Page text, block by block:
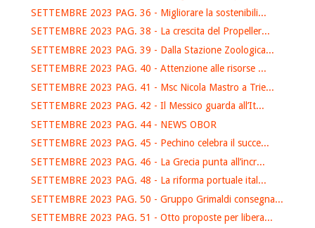
SETTEMBRE 2023 PAG. 36 - Migliorare la sostenibili...
SETTEMBRE 2023 PAG. 38 - La crescita del Propeller...
SETTEMBRE 2023 PAG. 39 - Dalla Stazione Zoologica...
SETTEMBRE 2023 PAG. 40 - Attenzione alle risorse ...
SETTEMBRE 2023 PAG. 41 - Msc Nicola Mastro a Trie...
SETTEMBRE 2023 PAG. 42 - Il Messico guarda all’It...
SETTEMBRE 2023 PAG. 44 - NEWS OBOR
SETTEMBRE 2023 PAG. 45 - Pechino celebra il succe...
SETTEMBRE 2023 PAG. 46 - La Grecia punta all’incr...
SETTEMBRE 2023 PAG. 48 - La riforma portuale ital...
SETTEMBRE 2023 PAG. 50 - Gruppo Grimaldi consegna...
SETTEMBRE 2023 PAG. 51 - Otto proposte per libera...